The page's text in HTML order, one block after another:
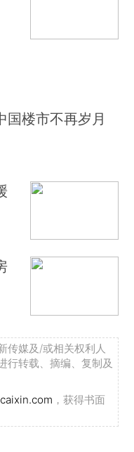
国楼市不再岁月
传媒及/或相关权利人
行转载、摘编、复制及
，获得书面